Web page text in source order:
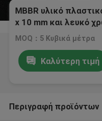
MBBR υλικό
x 10 mm και λευκό
MOQ：5 Κυβικά μέτρα
Καλύτερη τιμή
Περιγραφή προϊόντων